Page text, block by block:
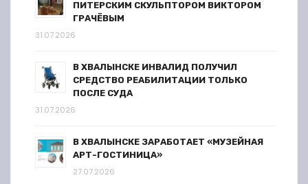
ПИТЕРСКИМ СКУЛЬПТОРОМ ВИКТОРОМ
ГРАЧЁВЫМ
31.07.2026
В ХВАЛЫНСКЕ ИНВАЛИД ПОЛУЧИЛ
СРЕДСТВО РЕАБИЛИТАЦИИ ТОЛЬКО
ПОСЛЕ СУДА
31.07.2026
В ХВАЛЫНСКЕ ЗАРАБОТАЕТ «МУЗЕЙНАЯ
АРТ-ГОСТИНИЦА»
27.07.2026